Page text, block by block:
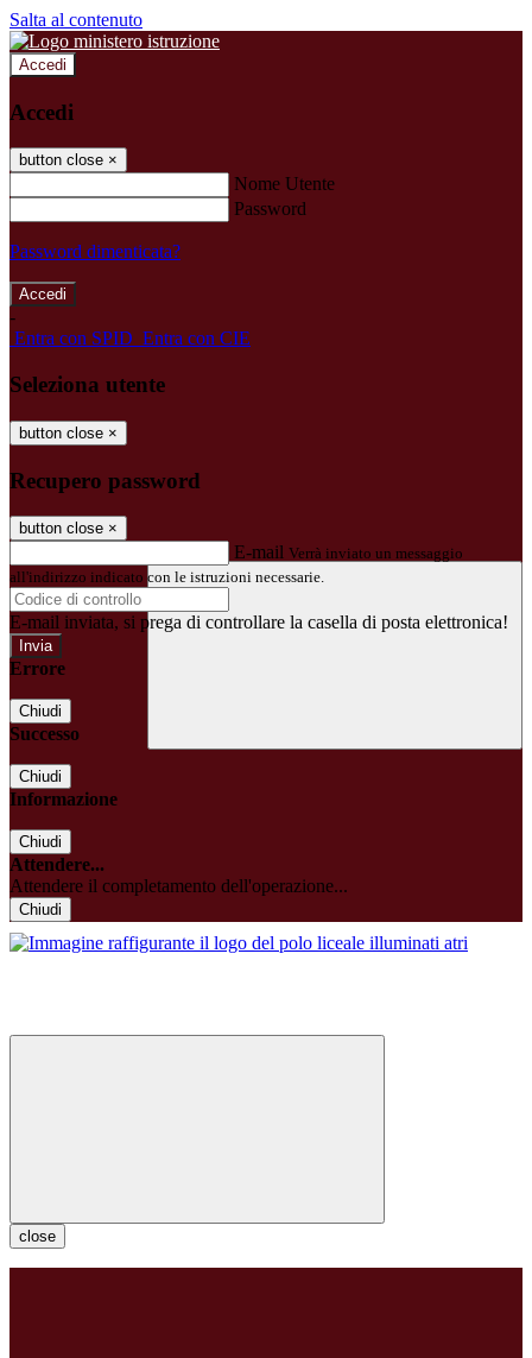
Salta al contenuto
Accedi
Accedi
button close ×
Nome Utente
Password
Password dimenticata?
-
Entra con SPID Entra con CIE
Seleziona utente
button close ×
Recupero password
button close ×
E-mail Verrà inviato un messaggio
all'indirizzo indicato con le istruzioni necessarie.
E-mail inviata, si prega di controllare la casella di posta elettronica!
Errore
Chiudi
Successo
Chiudi
Informazione
Chiudi
Attendere...
Attendere il completamento dell'operazione...
Chiudi
close